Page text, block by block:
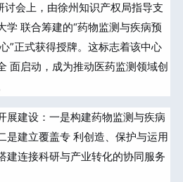
讨会上，由徐州知识产权局指导支
学 联合筹建的“药物监测与疾病预
”正式获得授牌。这标志着该中心
面启动，成为推动医药监测领域创
展建设：一是构建药物监测与疾病
是建立覆盖专 利创造、保护与运用
建连接科研与产业转化的协同服务